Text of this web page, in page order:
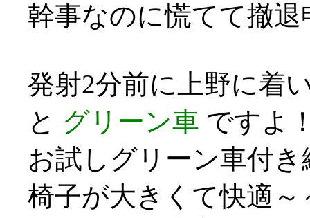
幹事なのに慌てて撤
発射2分前に上野に着
と グリーン車 ですよ
お試しグリーン車付
椅子が大きくて快適